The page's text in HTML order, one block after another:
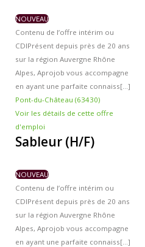
NOUVEAU
Contenu de l’offre intérim ou
CDIPrésent depuis près de 20 ans
sur la région Auvergne Rhône
Alpes, Aprojob vous accompagne
en ayant une parfaite connaiss[...]
Pont-du-Château (63430)
Voir les détails de cette offre
d'emploi
Sableur (H/F)
NOUVEAU
Contenu de l’offre intérim ou
CDIPrésent depuis près de 20 ans
sur la région Auvergne Rhône
Alpes, Aprojob vous accompagne
en ayant une parfaite connaiss[...]